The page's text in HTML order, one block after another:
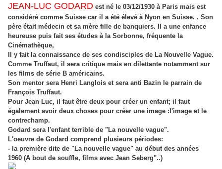
JEAN-LUC GODARD est né le 03/12/1930 à Paris mais est
considéré comme Suisse car il a été élevé à Nyon en Suisse. . Son
père était médecin et sa mère fille de banquiers. Il a une enfance
heureuse puis fait ses études à la Sorbonne, fréquente la
Cinémathèque,
Il y fait la connaissance de ses condisciples de La Nouvelle Vague.
Comme Truffaut, il sera critique mais en dilettante notamment sur
les films de série B américains.
Son mentor sera Henri Langlois et sera anti Bazin le parrain de
François Truffaut.
Pour Jean Luc, il faut être deux pour créer un enfant; il faut
également avoir deux choses pour créer une image :l'image et le
contrechamp.
Godard sera l'enfant terrible de "La nouvelle vague".
L'oeuvre de Godard comprend plusieurs périodes:
- la première dite de "La nouvelle vague" au début des années
1960 (A bout de souffle, films avec Jean Seberg"..)